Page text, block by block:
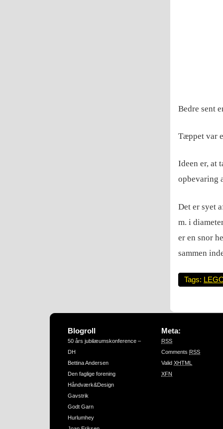
Bedre sent
Tæppet var
Ideen er, at
opbevaring
Det er syet
m. i
er en snor
sammen
Tags:
Blogroll
50 års jubilæumskonference –
DH
Bettina Andersen
Den faglige forening
Håndværk&Design
Gavstrik
Godt Garn
Hurlumhey
Meta:
RSS
Comments RSS
Valid XHTML
XFN